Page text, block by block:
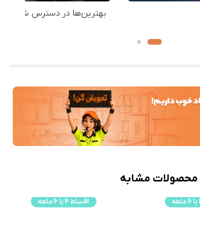
بهترین‌ها در دسترس
محصولات مشابه